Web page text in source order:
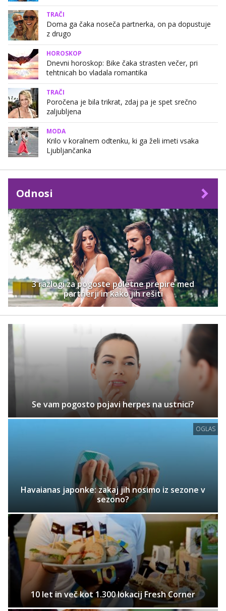
TRAČI
Doma ga čaka noseča partnerka, on pa dopustuje
z drugo
HOROSKOP
Dnevni horoskop: Bike čaka strasten večer, pri
tehtnicah bo vladala romantika
TRAČI
Poročena je bila trikrat, zdaj pa je spet srečno
zaljubljena
MODA
Krilo v koralnem odtenku, ki ga želi imeti vsaka
Ljubljančanka
Odnosi
3 razlogi za pogoste poletne prepire med
partnerji in kako jih rešiti
Se vam pogosto pojavi herpes na ustnici?
OGLAS
Havaianas japonke: zakaj jih nosimo iz sezone v
sezono?
10 let in več kot 1.300 lokacij Fresh Corner